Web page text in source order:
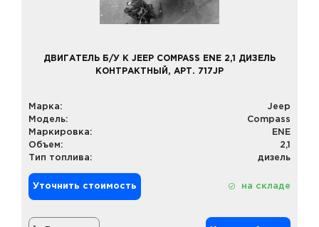
ДВИГАТЕЛЬ Б/У К JEEP COMPASS ENE 2,1 ДИЗЕЛЬ
КОНТРАКТНЫЙ, АРТ. 717JP
Марка:
Jeep
Модель:
Compass
Маркировка:
ENE
Объем:
2,1
Тип топлива:
дизель
Уточнить стоимость на складе